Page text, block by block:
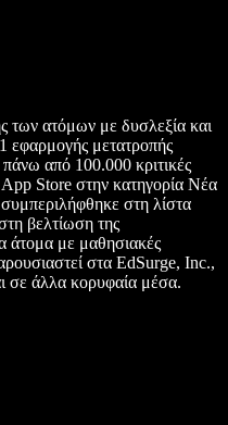
των ατόμων με δυσλεξία και
εφαρμογής μετατροπής
από 100.000 κριτικές
Store στην κατηγορία Νέα
στη λίστα
βελτίωση της
άτομα με μαθησιακές
στα EdSurge, Inc.,
σε άλλα κορυφαία μέσα.